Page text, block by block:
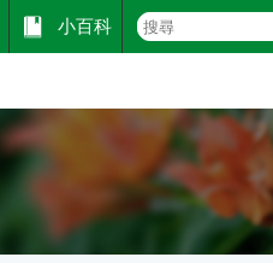
小百科